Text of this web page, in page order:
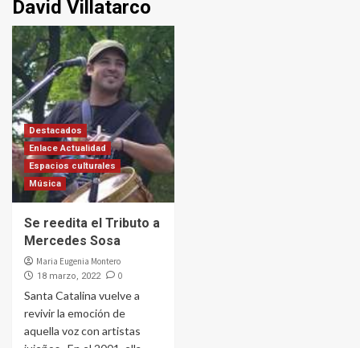
David Villatarco
Destacados
Enlace Actualidad
Espacios culturales
Música
Se reedita el Tributo a
Mercedes Sosa
Maria Eugenia Montero
18 marzo, 2022 0
Santa Catalina vuelve a
revivir la emoción de
aquella voz con artistas